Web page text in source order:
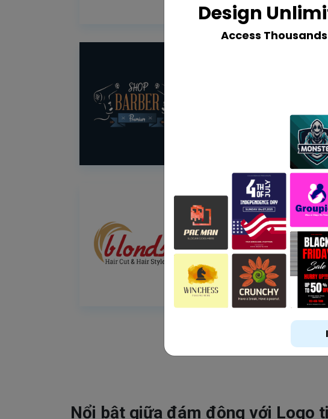
Nổi bật giữa đám đông với Logo
Design
Access